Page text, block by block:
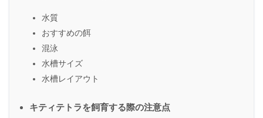
水質
おすすめの餌
混泳
水槽サイズ
水槽レイアウト
キティテトラを飼育する際の注意点